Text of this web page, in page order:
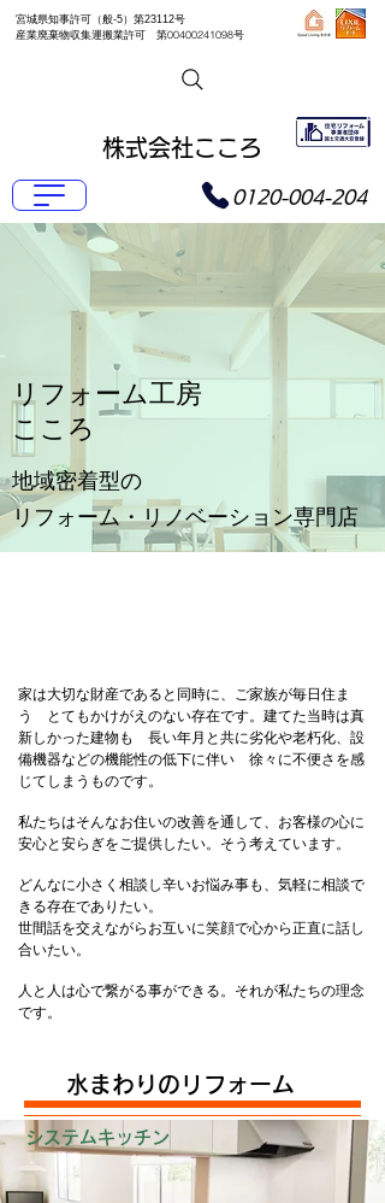
0120-004-204
株式会社こころ
宮城県知事許可（般-5）第23112号
産業廃棄物収集運搬業許可 第00400241098号
リフォーム工房
​こころ
地域密着型の
リフォーム・リノベーション専門店
家は大切な財産であると同時に、ご家族が毎日住ま
う とてもかけがえのない存在です。建てた当時は真
新しかった建物も 長い年月と共に劣化や老朽化、設
備機器などの機能性の低下に伴い 徐々に不便さを感
じてしまうものです。
私たちはそんなお住いの改善を通して、お客様の心に
安心と安らぎをご提供したい。そう考えています。
どんなに小さく相談し辛いお悩み事も、気軽に相談で
きる存在でありたい。
世間話を交えながらお互いに笑顔で心から正直に話し
合いたい。
​人と人は心で繋がる事ができる。それが私たちの理念
です。
水まわりのリフォーム
システムキッチン